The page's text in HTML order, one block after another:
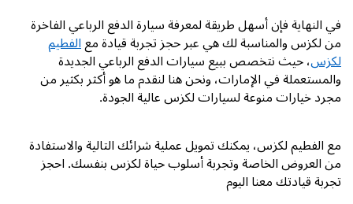
في النهاية فإن أسهل طريقة لمعرفة سيارة الدفع الرباعي الفاخرة
من لكزس والمناسبة لك هي عبر حجز تجربة قيادة معالفطيم
لكزس، حيث نتخصص ببيع سيارات الدفع الرباعي الجديدة
والمستعملة في الإمارات، ونحن هنا لنقدم ما هو أكثر بكثير من
مجرد خيارات منوعة لسيارات لكزس عالية الجودة.
مع الفطيم لكزس، يمكنك تمويل عملية شرائك التالية والاستفادة
من العروض الخاصة وتجربة أسلوب حياة لكزس بنفسك. احجز
تجربة قيادتك معنا اليوم